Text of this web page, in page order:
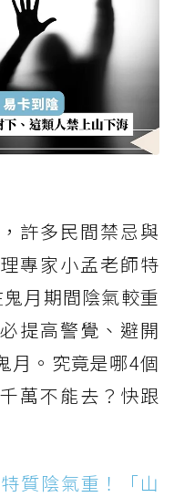
許多民間禁忌與
專家小孟老師特
月期間陰氣較重
提高警覺、避開
月。究竟是哪4個
萬不能去？快跟
質陰氣重！「山